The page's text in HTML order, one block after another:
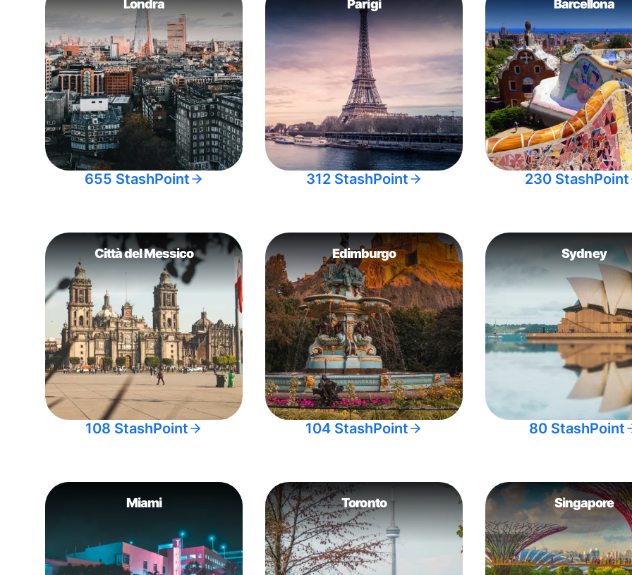
Londra
655 StashPoint
Parigi
312 StashPoint
Barcellona
230 StashPoint
Città del Messico
108 StashPoint
Edimburgo
104 StashPoint
Sydney
80 StashPoint
Miami Toronto Singapore